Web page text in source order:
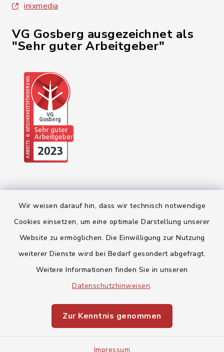
Wir weisen darauf hin, dass wir technisch notwendige
Cookies einsetzen, um eine optimale Darstellung unserer
Website zu ermöglichen. Die Einwilligung zur Nutzung
weiterer Dienste wird bei Bedarf gesondert abgefragt.
Weitere Informationen finden Sie in unseren
Datenschutzhinweisen.
Zur Kenntnis genommen
Impressum
inixmedia
VG Gosberg ausgezeichnet als
"Sehr guter Arbeitgeber"
Barrierefreiheit